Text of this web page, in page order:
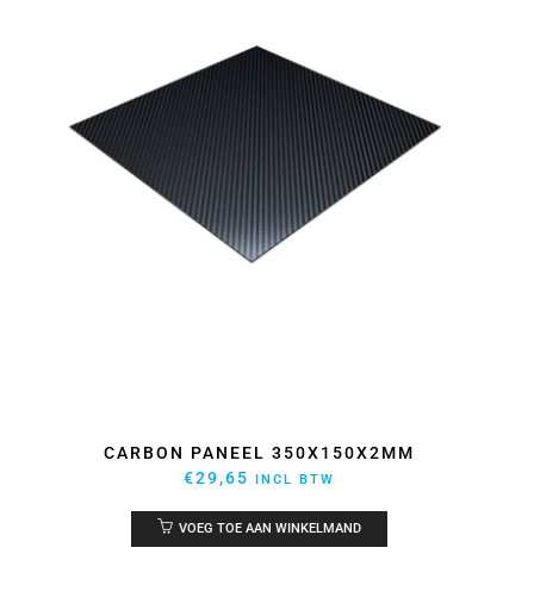
CARBON PANEEL 350X150X2MM
€29,65 INCL BTW
VOEG TOE AAN WINKELMAND